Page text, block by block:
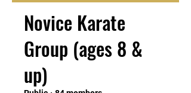
Novice Karate
Group (ages 8 &
up)